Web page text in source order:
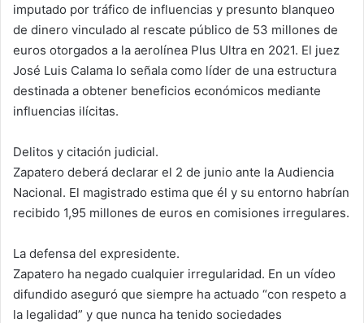
imputado por tráfico de influencias y presunto blanqueo
de dinero vinculado al rescate público de 53 millones de
euros otorgados a la aerolínea Plus Ultra en 2021. El juez
José Luis Calama lo señala como líder de una estructura
destinada a obtener beneficios económicos mediante
influencias ilícitas.
Delitos y citación judicial.
Zapatero deberá declarar el 2 de junio ante la Audiencia
Nacional. El magistrado estima que él y su entorno habrían
recibido 1,95 millones de euros en comisiones irregulares.
La defensa del expresidente.
Zapatero ha negado cualquier irregularidad. En un vídeo
difundido aseguró que siempre ha actuado “con respeto a
la legalidad” y que nunca ha tenido sociedades